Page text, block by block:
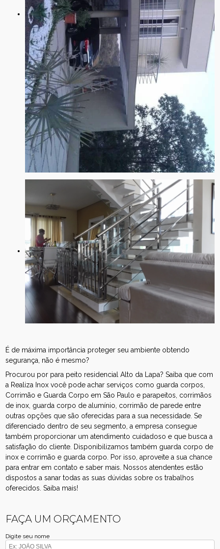
É de máxima importância proteger seu ambiente obtendo
segurança, não é mesmo?
Procurou por para peito residencial Alto da Lapa? Saiba que com
a Realiza Inox você pode achar serviços como guarda corpos,
Corrimão e Guarda Corpo em São Paulo e parapeitos, corrimãos
de inox, guarda corpo de alumínio, corrimão de parede entre
outras opções que são oferecidas para a sua necessidade. Se
diferenciado dentro de seu segmento, a empresa consegue
também proporcionar um atendimento cuidadoso e que busca a
satisfação do cliente. Disponibilizamos também guarda corpo de
inox e corrimão e guarda corpo. Por isso, aproveite a sua chance
para entrar em contato e saber mais. Nossos atendentes estão
dispostos a sanar todas as suas dúvidas sobre os trabalhos
oferecidos. Saiba mais!
FAÇA UM ORÇAMENTO
Digite seu nome